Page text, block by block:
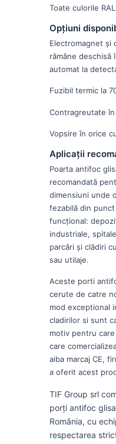
Toate culorile
Opțiuni
Electromagnet
rămâne deschisă
automat la
Fuzibil termic la
Contragreutate în
Vopsire în orice
Aplicații
Poarta antifoc
recomandată
dimensiuni unde
fezabilă din
funcțional:
industriale,
parcări și clădiri
sau utilaje.
Aceste porti
cerute de catre
mod exceptional
cladirilor si sunt
motiv pentru
care
aiba marcaj CE,
a oferit acest
TIF Group srl
porți antifoc
România, cu
respectarea